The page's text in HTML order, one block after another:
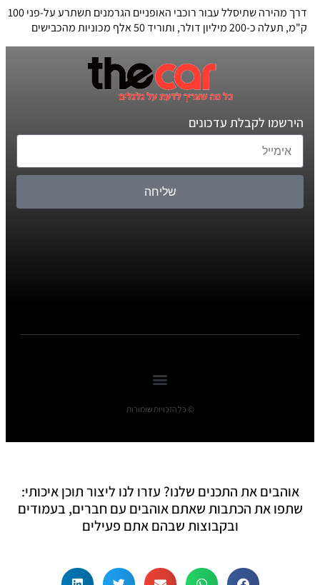
דרך מהירה שתיסלל עבור רוכבי האופניים הגרמנים תשתרע על-פני 100
ק"מ, תעלה כ-200 מיליון דולר, ותוריד 50 אלף מכוניות מהכבישים
הירשמו לקבלת עדכונים
שליחה
© כל הזכויות שומורות
אוהבים את התכנים שלנו? עזרו לנו ליצור תוכן איכותי:
שתפו את הכתבות שאתם אוהבים עם חברים, בעמודים
ובקבוצות שבהם אתם פעילים